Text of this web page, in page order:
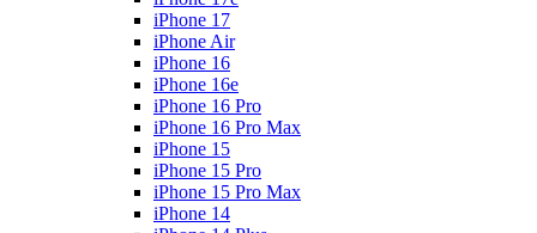
iPhone 17
iPhone Air
iPhone 16
iPhone 16e
iPhone 16 Pro
iPhone 16 Pro Max
iPhone 15
iPhone 15 Pro
iPhone 15 Pro Max
iPhone 14